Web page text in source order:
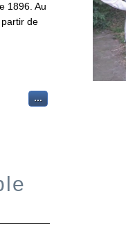
1896. Au
de
…